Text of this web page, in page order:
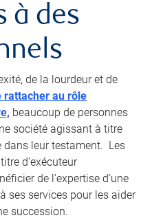
à des
de la lourdeur et de
rattacher au rôle
beaucoup de personnes
société agissant à titre
dans leur testament. Les
d’exécuteur
de l’expertise d’une
ses services pour les aider
succession.